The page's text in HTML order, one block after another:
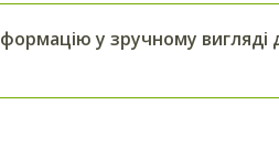
у зручному вигляді